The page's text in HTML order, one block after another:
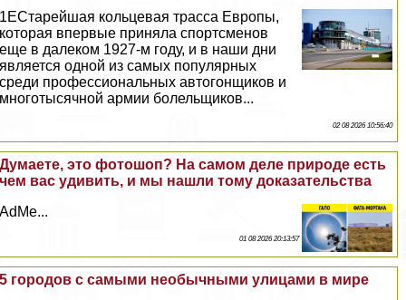
1EСтарейшая кольцевая трасса Европы,
которая впервые приняла спортсменов
еще в далеком 1927-м году, и в наши дни
является одной из самых популярных
среди профессиональных автогонщиков и
многотысячной армии болельщиков...
02 08 2026 10:56:40
Думаете, это фотошоп? На самом деле природе есть
чем вас удивить, и мы нашли тому доказательства
AdMe...
01 08 2026 20:13:57
5 городов с самыми необычными улицами в мире